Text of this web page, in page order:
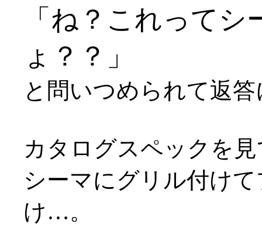
「ね？これって
ょ？？」
と問いつめられて返
カタログスペックを
シーマにグリル付け
け…。